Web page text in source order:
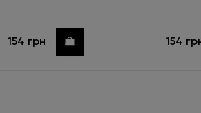
154 грн Купить 154